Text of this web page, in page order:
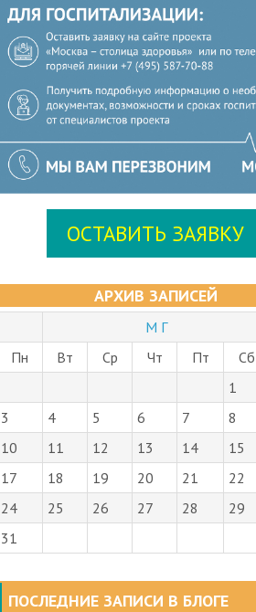
ОСТАВИТЬ ЗАЯВКУ
М Г
Пн
Вт Ср Чт Пт Сб
1
3
4 5 6 7 8
10
11 12 13 14 15
17
18 19 20 21 22
24
25 26 27 28 29
31
ПОСЛЕДНИЕ ЗАПИСИ В БЛОГЕ